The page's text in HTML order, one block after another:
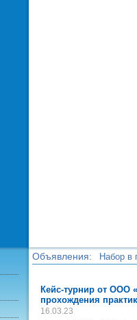
Объявления:
Набор в
Кейс-турнир от ООО
прохождения
16.03.23